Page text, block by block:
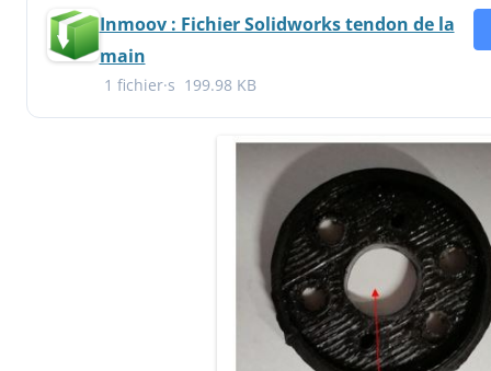
Inmoov : Fichier Solidworks tendon de la
main
1 fichier·s 199.98 KB